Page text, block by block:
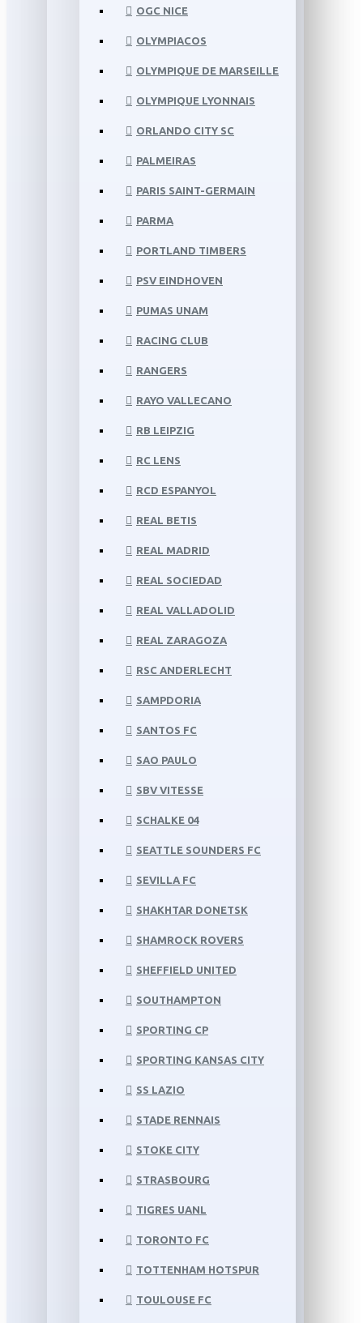
OGC NICE
OLYMPIACOS
OLYMPIQUE DE MARSEILLE
OLYMPIQUE LYONNAIS
ORLANDO CITY SC
PALMEIRAS
PARIS SAINT-GERMAIN
PARMA
PORTLAND TIMBERS
PSV EINDHOVEN
PUMAS UNAM
RACING CLUB
RANGERS
RAYO VALLECANO
RB LEIPZIG
RC LENS
RCD ESPANYOL
REAL BETIS
REAL MADRID
REAL SOCIEDAD
REAL VALLADOLID
REAL ZARAGOZA
RSC ANDERLECHT
SAMPDORIA
SANTOS FC
SAO PAULO
SBV VITESSE
SCHALKE 04
SEATTLE SOUNDERS FC
SEVILLA FC
SHAKHTAR DONETSK
SHAMROCK ROVERS
SHEFFIELD UNITED
SOUTHAMPTON
SPORTING CP
SPORTING KANSAS CITY
SS LAZIO
STADE RENNAIS
STOKE CITY
STRASBOURG
TIGRES UANL
TORONTO FC
TOTTENHAM HOTSPUR
TOULOUSE FC